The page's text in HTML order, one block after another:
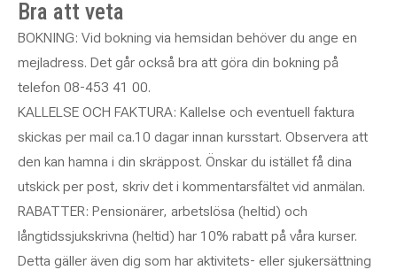
Bra att veta
BOKNING: Vid bokning via hemsidan behöver du ange en
mejladress. Det går också bra att göra din bokning på
telefon 08-453 41 00.
KALLELSE OCH FAKTURA: Kallelse och eventuell faktura
skickas per mail ca.10 dagar innan kursstart. Observera att
den kan hamna i din skräppost. Önskar du istället få dina
utskick per post, skriv det i kommentarsfältet vid anmälan.
RABATTER: Pensionärer, arbetslösa (heltid) och
långtidssjukskrivna (heltid) har 10% rabatt på våra kurser.
Detta gäller även dig som har aktivitets- eller sjukersättning